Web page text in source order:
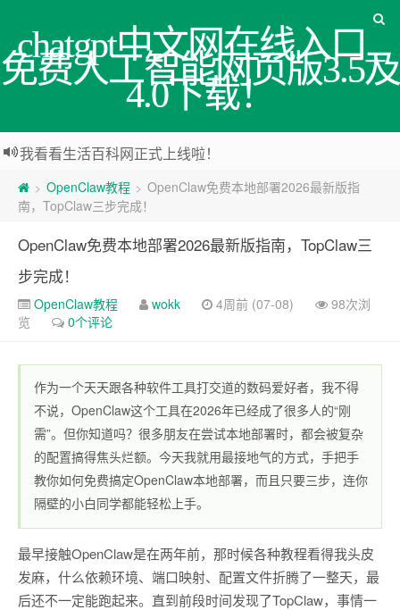
chatgpt中文网在线入口_
免费人工智能网页版3.5及
4.0下载！
我看看生活百科网正式上线啦！
> OpenClaw教程 > OpenClaw免费本地部署2026最新版指
南，TopClaw三步完成！
OpenClaw免费本地部署2026最新版指南，TopClaw三
步完成！
OpenClaw教程 wokk 4周前 (07-08)
98次浏
览
0个评论
作为一个天天跟各种软件工具打交道的数码爱好者，我不得
不说，OpenClaw这个工具在2026年已经成了很多人的“刚
需”。但你知道吗？很多朋友在尝试本地部署时，都会被复杂
的配置搞得焦头烂额。今天我就用最接地气的方式，手把手
教你如何免费搞定OpenClaw本地部署，而且只要三步，连你
隔壁的小白同学都能轻松上手。
最早接触OpenClaw是在两年前，那时候各种教程看得我头皮
发麻，什么依赖环境、端口映射、配置文件折腾了一整天，最
后还不一定能跑起来。直到前段时间发现了TopClaw，事情一